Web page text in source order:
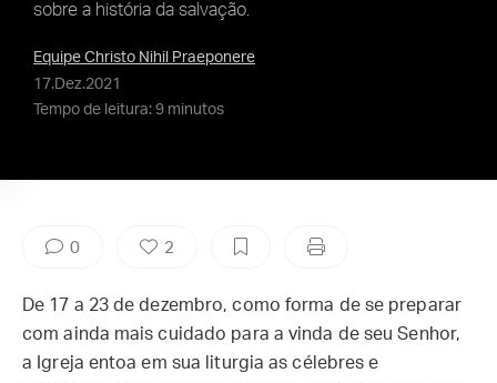
sobre a história da salvação.
Equipe Christo Nihil Praeponere
17.Dez.2021
Tempo de leitura: 9 minutos
0 2
De 17 a 23 de dezembro, como forma de se preparar
com ainda mais cuidado para a vinda de seu Senhor,
a Igreja entoa em sua liturgia as célebres e